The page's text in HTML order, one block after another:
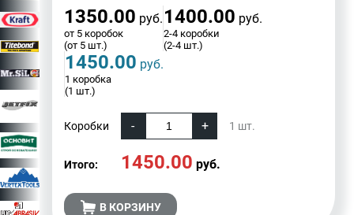
1350.00 руб.
от 5 коробок
(от 5 шт.)
1400.00 руб.
2-4 коробки
(2-4 шт.)
1450.00 руб.
1 коробка
(1 шт.)
Коробки 1 шт.
Итого: 1450.00 руб.
В КОРЗИНУ